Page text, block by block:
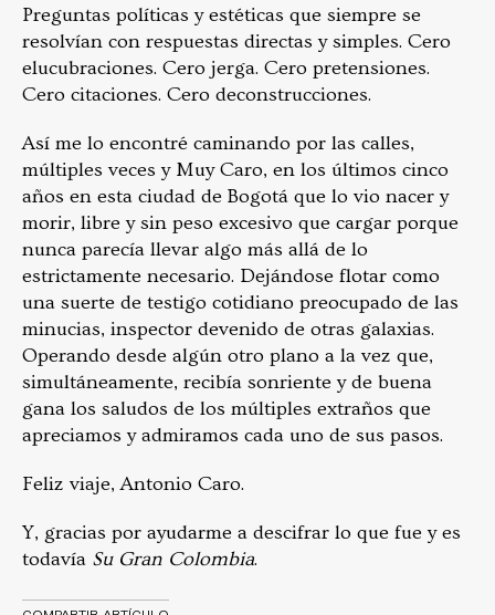
Preguntas políticas y estéticas que siempre se
resolvían con respuestas directas y simples. Cero
elucubraciones. Cero jerga. Cero pretensiones.
Cero citaciones. Cero deconstrucciones.
Así me lo encontré caminando por las calles,
múltiples veces y Muy Caro, en los últimos cinco
años en esta ciudad de Bogotá que lo vio nacer y
morir, libre y sin peso excesivo que cargar porque
nunca parecía llevar algo más allá de lo
estrictamente necesario. Dejándose flotar como
una suerte de testigo cotidiano preocupado de las
minucias, inspector devenido de otras galaxias.
Operando desde algún otro plano a la vez que,
simultáneamente, recibía sonriente y de buena
gana los saludos de los múltiples extraños que
apreciamos y admiramos cada uno de sus pasos.
Feliz viaje, Antonio Caro.
Y, gracias por ayudarme a descifrar lo que fue y es
todavía Su Gran Colombia.